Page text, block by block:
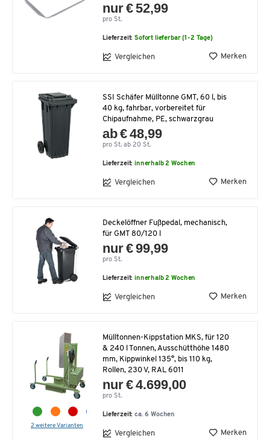
nur € 52,99
pro St.
Lieferzeit:Sofort lieferbar (1-2 Tage)
Vergleichen Merken
SSI Schäfer Mülltonne GMT, 60 l, bis
40 kg, fahrbar, vorbereitet für
Chipaufnahme, PE, schwarzgrau
ab € 48,99
pro St. ab 20 St.
Lieferzeit:innerhalb 2 Wochen
Vergleichen Merken
Deckelöffner Fußpedal, mechanisch,
für GMT 80/120 l
nur € 99,99
pro St.
Lieferzeit:innerhalb 2 Wochen
Vergleichen Merken
2 weitere Varianten
Mülltonnen-Kippstation MKS, für 120
& 240 l Tonnen, Ausschütthöhe 1480
mm, Kippwinkel 135°, bis 110 kg,
Rollen, 230 V, RAL 6011
nur € 4.699,00
pro St.
Lieferzeit:ca. 6 Wochen
Vergleichen Merken